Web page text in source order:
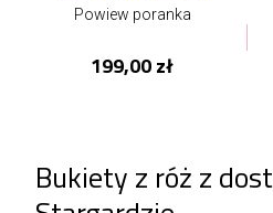
Powiew poranka
199,00 zł
Bukiety z róż z